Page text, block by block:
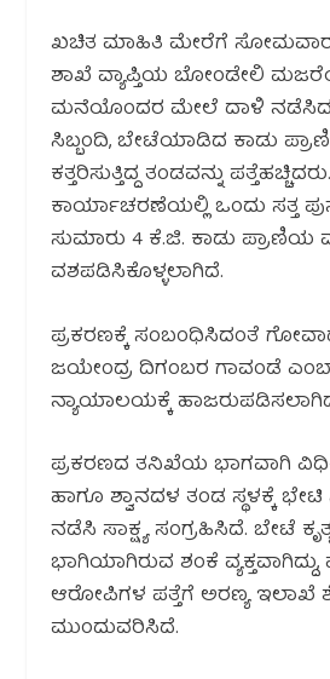
ಖಚಿತ ಮಾಹಿತಿ ಮೇರೆಗೆ ಸೋಮವಾರ
ಶಾಖೆ ವ್ಯಾಪ್ತಿಯ ಬೋಂಡೇಲಿ
ಮನೆಯೊಂದರ ಮೇಲೆ ದಾಳಿ ನಡೆಸಿದ
ಸಿಬ್ಬಂದಿ, ಬೇಟೆಯಾಡಿದ ಕಾಡು
ಕತ್ತರಿಸುತ್ತಿದ್ದ ತಂಡವನ್ನು ಪತ್ತೆಹಚ್ಚಿದರು.
ಕಾರ್ಯಾಚರಣೆಯಲ್ಲಿ ಒಂದು ಸತ್ತ
ಸುಮಾರು 4 ಕೆ.ಜಿ. ಕಾಡು ಪ್ರಾಣಿಯ
ವಶಪಡಿಸಿಕೊಳ್ಳಲಾಗಿದೆ.
ಪ್ರಕರಣಕ್ಕೆ ಸಂಬಂಧಿಸಿದಂತೆ
ಜಯೇಂದ್ರ ದಿಗಂಬರ ಗಾವಂಡೆ
ನ್ಯಾಯಾಲಯಕ್ಕೆ
ಪ್ರಕರಣದ ತನಿಖೆಯ ಭಾಗವಾಗಿ ವಿಧಿ-
ಹಾಗೂ ಶ್ವಾನದಳ ತಂಡ ಸ್ಥಳಕ್ಕೆ
ನಡೆಸಿ ಸಾಕ್ಷ್ಯ ಸಂಗ್ರಹಿಸಿದೆ. ಬೇಟೆ
ಭಾಗಿಯಾಗಿರುವ ಶಂಕೆ
ಆರೋಪಿಗಳ ಪತ್ತೆಗೆ ಅರಣ್ಯ
ಮುಂದುವರಿಸಿದೆ.